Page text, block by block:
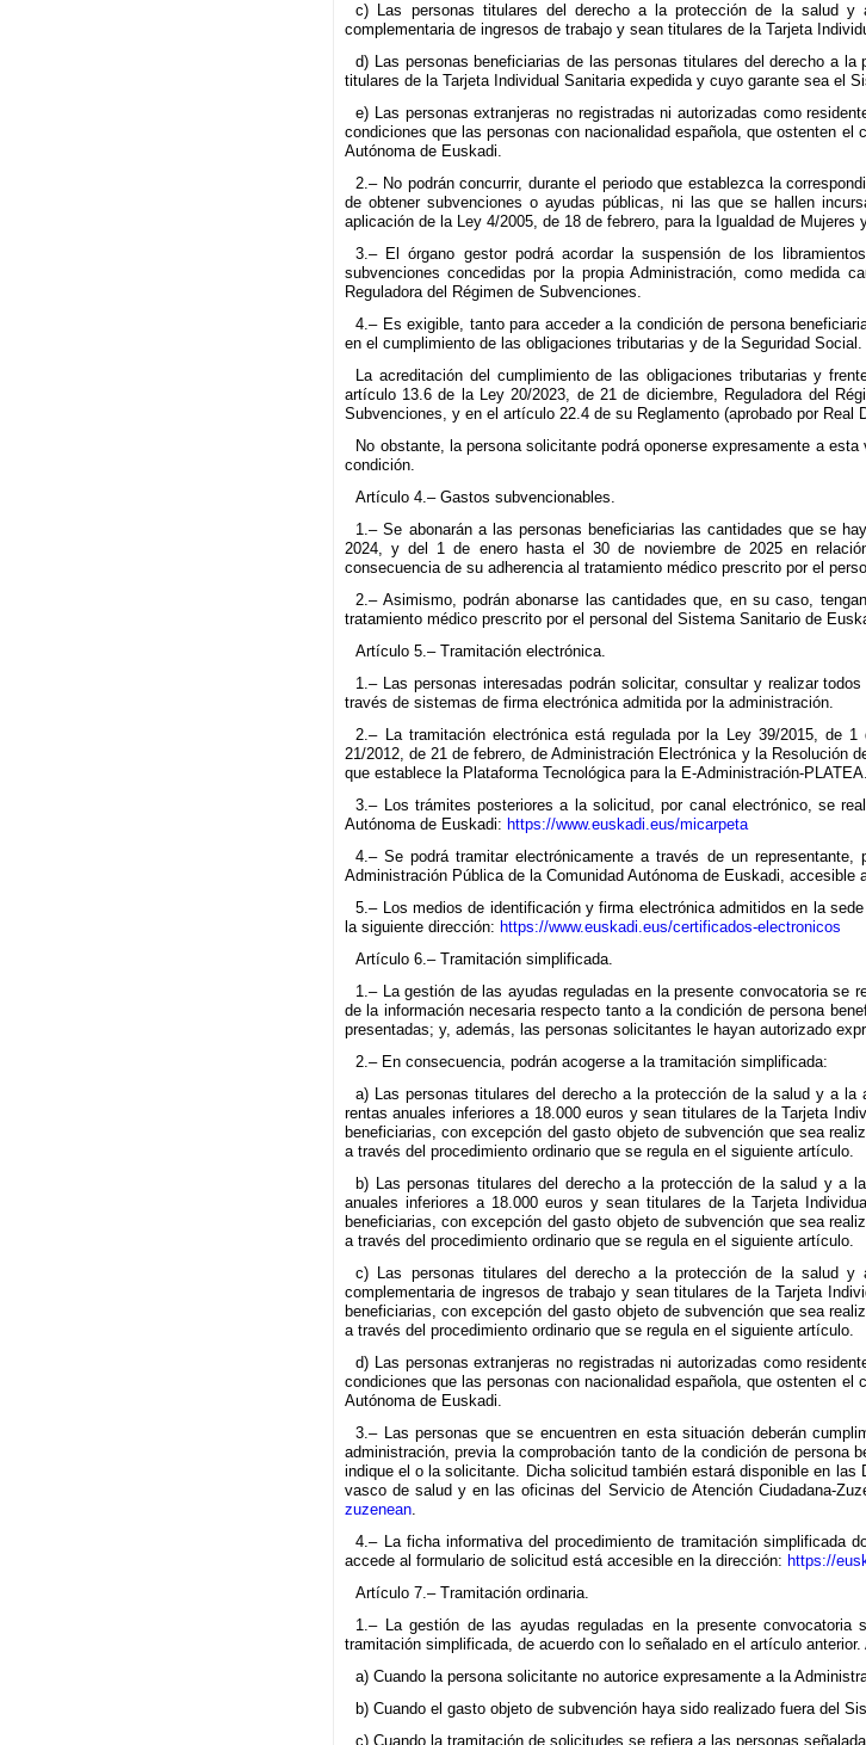
c) Las personas titulares del derecho a la protección de la salud
complementaria de ingresos de trabajo y sean titulares de la Tarjeta
d) Las personas beneficiarias de las personas titulares del derecho a
titulares de la Tarjeta Individual Sanitaria expedida y cuyo garante sea el
e) Las personas extranjeras no registradas ni autorizadas como
condiciones que las personas con nacionalidad española, que ostenten
Autónoma de Euskadi.
2.– No podrán concurrir, durante el periodo que establezca la
de obtener subvenciones o ayudas públicas, ni las que se hallen
aplicación de la Ley 4/2005, de 18 de febrero, para la Igualdad de Mujeres
3.– El órgano gestor podrá acordar la suspensión de los
subvenciones concedidas por la propia Administración, como medida
Reguladora del Régimen de Subvenciones.
4.– Es exigible, tanto para acceder a la condición de persona
en el cumplimiento de las obligaciones tributarias y de la Seguridad Social.
La acreditación del cumplimiento de las obligaciones tributarias y
artículo 13.6 de la Ley 20/2023, de 21 de diciembre, Reguladora del
Subvenciones, y en el artículo 22.4 de su Reglamento (aprobado por Real
No obstante, la persona solicitante podrá oponerse expresamente a
condición.
Artículo 4.– Gastos subvencionables.
1.– Se abonarán a las personas beneficiarias las cantidades que se
2024, y del 1 de enero hasta el 30 de noviembre de 2025 en
consecuencia de su adherencia al tratamiento médico prescrito por el
2.– Asimismo, podrán abonarse las cantidades que, en su caso,
tratamiento médico prescrito por el personal del Sistema Sanitario de
Artículo 5.– Tramitación electrónica.
1.– Las personas interesadas podrán solicitar, consultar y realizar
través de sistemas de firma electrónica admitida por la administración.
2.– La tramitación electrónica está regulada por la Ley 39/2015, de
21/2012, de 21 de febrero, de Administración Electrónica y la Resolución
que establece la Plataforma Tecnológica para la E-Administración-PLATEA.
3.– Los trámites posteriores a la solicitud, por canal electrónico, se
Autónoma de Euskadi: https://www.euskadi.eus/micarpeta
4.– Se podrá tramitar electrónicamente a través de un
Administración Pública de la Comunidad Autónoma de Euskadi, accesible
5.– Los medios de identificación y firma electrónica admitidos en la
la siguiente dirección: https://www.euskadi.eus/certificados-electronicos
Artículo 6.– Tramitación simplificada.
1.– La gestión de las ayudas reguladas en la presente convocatoria se
de la información necesaria respecto tanto a la condición de persona
presentadas; y, además, las personas solicitantes le hayan autorizado
2.– En consecuencia, podrán acogerse a la tramitación simplificada:
a) Las personas titulares del derecho a la protección de la salud y a
rentas anuales inferiores a 18.000 euros y sean titulares de la Tarjeta
beneficiarias, con excepción del gasto objeto de subvención que sea
a través del procedimiento ordinario que se regula en el siguiente artículo.
b) Las personas titulares del derecho a la protección de la salud y a
anuales inferiores a 18.000 euros y sean titulares de la Tarjeta
beneficiarias, con excepción del gasto objeto de subvención que sea
a través del procedimiento ordinario que se regula en el siguiente artículo.
c) Las personas titulares del derecho a la protección de la salud
complementaria de ingresos de trabajo y sean titulares de la Tarjeta
beneficiarias, con excepción del gasto objeto de subvención que sea
a través del procedimiento ordinario que se regula en el siguiente artículo.
d) Las personas extranjeras no registradas ni autorizadas como
condiciones que las personas con nacionalidad española, que ostenten
Autónoma de Euskadi.
3.– Las personas que se encuentren en esta situación deberán
administración, previa la comprobación tanto de la condición de
indique el o la solicitante. Dicha solicitud también estará disponible en
vasco de salud y en las oficinas del Servicio de Atención Ciudadana-
zuzenean.
4.– La ficha informativa del procedimiento de tramitación simplificada
accede al formulario de solicitud está accesible en la dirección: https://
Artículo 7.– Tramitación ordinaria.
1.– La gestión de las ayudas reguladas en la presente
tramitación simplificada, de acuerdo con lo señalado en el artículo anterior.
a) Cuando la persona solicitante no autorice expresamente a la
b) Cuando el gasto objeto de subvención haya sido realizado fuera del
c) Cuando la tramitación de solicitudes se refiera a las personas